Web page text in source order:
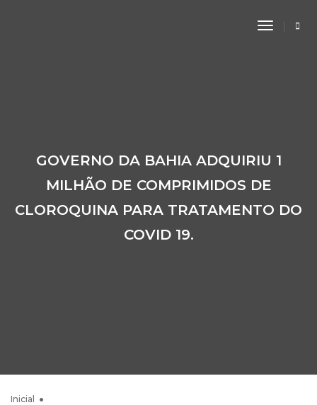
Toggle
GOVERNO DA BAHIA ADQUIRIU 1
MILHÃO DE COMPRIMIDOS DE
CLOROQUINA PARA TRATAMENTO DO
COVID 19.
Inicial